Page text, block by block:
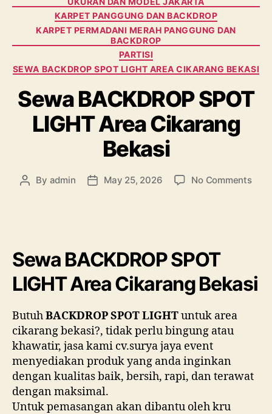
KARPET PANGGUNG DAN BACKDROP
KARPET PERMADANI MERAH PANGGUNG DAN
BACKDROP
PARTISI
SEWA BACKDROP SPOT LIGHT AREA CIKARANG BEKASI
Sewa BACKDROP SPOT
LIGHT Area Cikarang
Bekasi
Post
By admin
PostMay 25, 2026 No Commentson
Sewa BACKDROP SPOT
LIGHT Area Cikarang Bekasi
ButuhBACKDROP SPOT LIGHTuntuk area
cikarang bekasi?, tidak perlu bingung atau
khawatir, jasa kami cv.surya jaya event
menyediakan produk yang anda inginkan
dengan kualitas baik, bersih, rapi, dan terawat
dengan maksimal.
Untuk pemasangan akan dibantu oleh kru